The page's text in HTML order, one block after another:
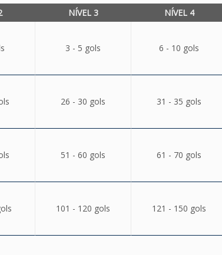
NÍVEL 3 NÍVEL 4
3 - 5 gols 6 - 10 gols
26 - 30 gols 31 - 35 gols
51 - 60 gols 61 - 70 gols
101 - 120 gols 121 - 150 gols